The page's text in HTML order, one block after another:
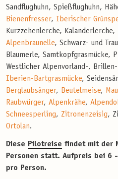
Sandflughuhn, Spießflughuhn,
Bienenfresser, Iberischer
Kurzzehenlerche,
Alpenbraunelle, Schwarz- und
Blaumerle, Samtkopfgrasmücke,
Westlicher Alpenvorland-, Brillen-
Iberien-Bartgrasmücke,
Berglaubsänger, Beutelmeise,
Raubwürger, Alpenkrähe,
Schneesperling, Zitronenzeisig,
Ortolan.
Diese Pilotreise findet mit der
Personen statt. Aufpreis bei 6
pro Person.